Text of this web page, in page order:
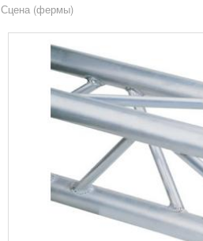
Сцена (фермы)